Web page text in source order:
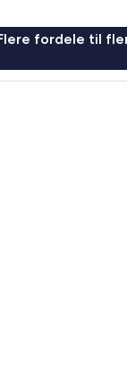
fordele til